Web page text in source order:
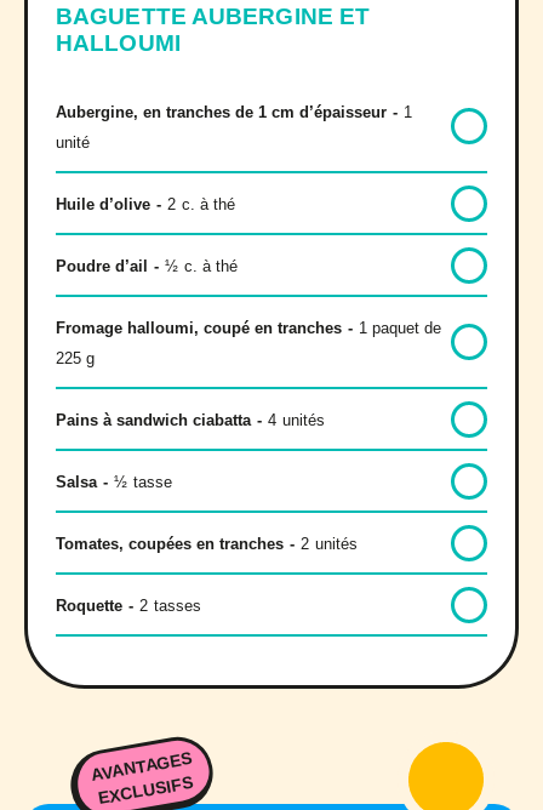
BAGUETTE AUBERGINE ET
HALLOUMI
Aubergine, en tranches de 1 cm d’épaisseur - 1
unité
Huile d’olive - 2 c. à thé
Poudre d’ail - ½ c. à thé
Fromage halloumi, coupé en tranches - 1 paquet de
225 g
Pains à sandwich ciabatta - 4 unités
Salsa - ½ tasse
Tomates, coupées en tranches - 2 unités
Roquette - 2 tasses
AVANTAGES
EXCLUSIFS